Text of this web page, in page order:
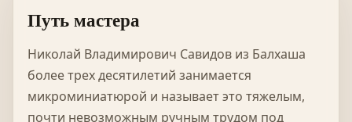
Путь мастера
Николай Владимирович Савидов из Балхаша
более трех десятилетий занимается
микроминиатюрой и называет это тяжелым,
почти невозможным ручным трудом под